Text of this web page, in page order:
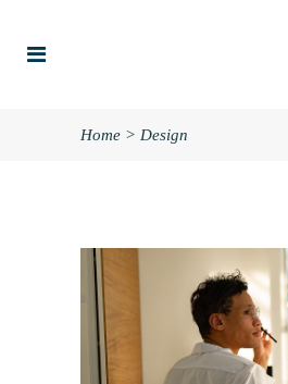
Home > Design